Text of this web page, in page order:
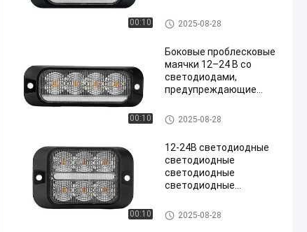
00:10 Светильник для грузовиков
2025-08-28
00:10
Боковые проблесковые
маячки 12–24 В со
светодиодами,
предупреждающие
Светильник для грузовиков
2025-08-28
00:10
12-24В светодиодные
светодиодные
светодиодные
светодиодные
светодиодные
светодиодные
Светильник для грузовиков
2025-08-28